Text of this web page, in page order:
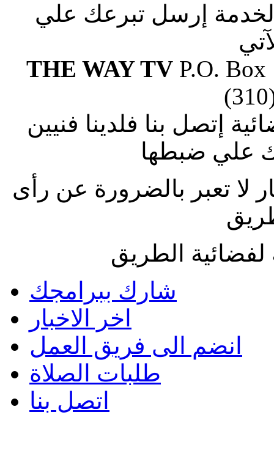
إرسل تبرعك علي
THE WAY TVP.O. Box
إتصل بنا فلدينا فنيين
علي ضبطها
لا تعبر بالضرورة عن رأى
الطريق
شارك ببرامجك
اخر الاخبار
انضم الى فريق العمل
طلبات الصلاة
اتصل بنا